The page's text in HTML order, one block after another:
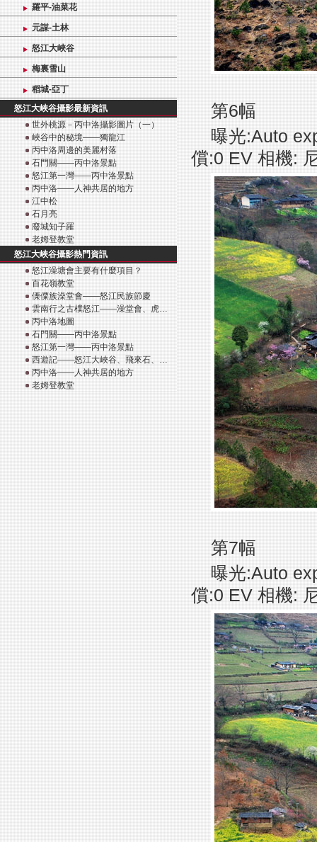
羅平-油菜花
元謀-土林
怒江大峽谷
梅裏雪山
稻城-亞丁
怒江大峽谷攝影最新資訊
世外桃源－丙中洛攝影圖片（一）
峽谷中的秘境——獨龍江
丙中洛周邊的美麗村落
石門關——丙中洛景點
怒江第一灣——丙中洛景點
丙中洛——人神共居的地方
江中松
石月亮
廢城知子羅
老姆登教堂
怒江大峽谷攝影熱門資訊
怒江澡塘會主要有什麼項目？
百花嶺教堂
傈僳族澡堂會——怒江民族節慶
雲南行之古樸怒江——澡堂會、虎…
丙中洛地圖
石門關——丙中洛景點
怒江第一灣——丙中洛景點
西遊記——怒江大峽谷、飛來石、…
丙中洛——人神共居的地方
老姆登教堂
第6幅
曝光:Auto
償:0 EV 相機:
第7幅
曝光:Auto
償:0 EV 相機: